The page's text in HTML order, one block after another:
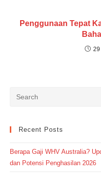
Penggunaan Tepat
29
Recent Posts
Berapa Gaji WHV Australia?
dan Potensi Penghasilan 2026